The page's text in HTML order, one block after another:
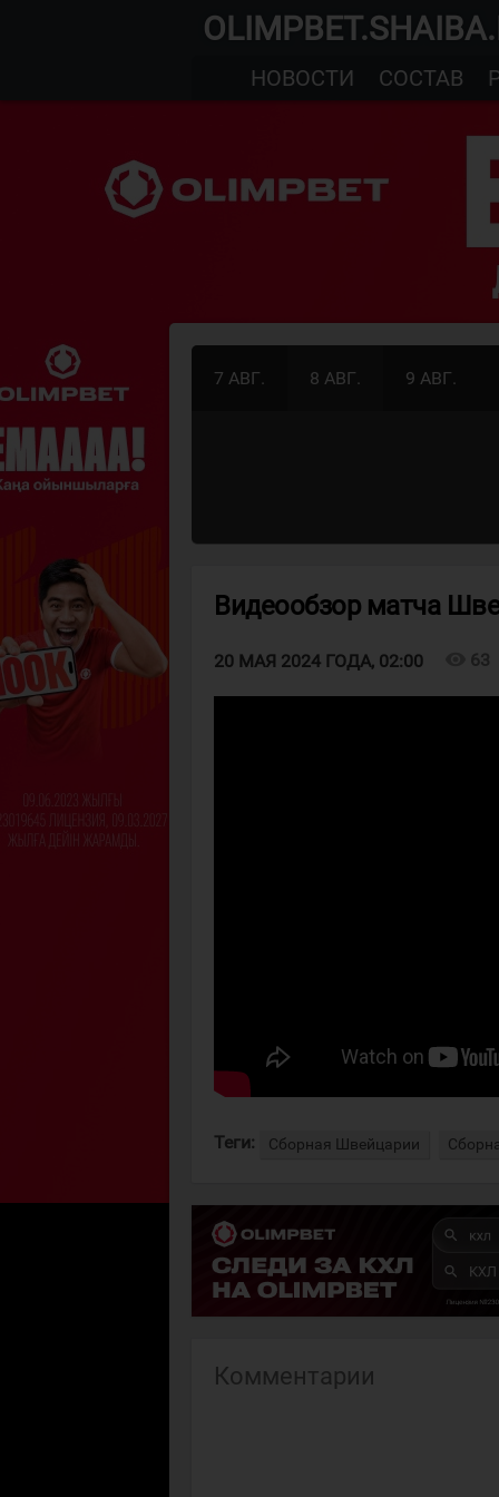
НОВОСТИ
СОСТАВ
7 АВГ. 8 АВГ. 9 АВГ.
Видеообзор матча
20 МАЯ 2024 ГОДА, 02:00 63
Теги: Сборная Швейцарии
Комментарии